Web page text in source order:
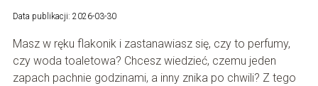
Data publikacji: 2026-03-30
Masz w ręku flakonik i zastanawiasz się, czy to perfumy,
czy woda toaletowa? Chcesz wiedzieć, czemu jeden
zapach pachnie godzinami, a inny znika po chwili? Z tego